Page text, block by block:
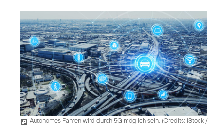
Autonomes Fahren wird durch 5G möglich sein. (Credits: iStock /